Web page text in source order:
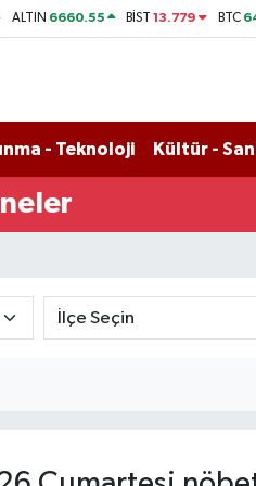
ALTIN 6660.55 BİST13.779 BTC
- Teknoloji Kültür -